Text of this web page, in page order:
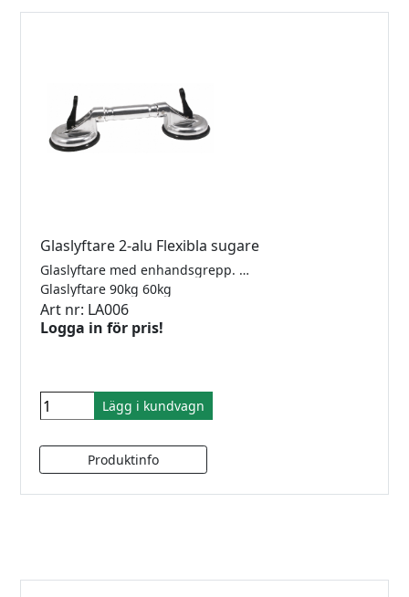
Glaslyftare 2-alu Flexibla sugare
Glaslyftare med enhandsgrepp. Används med fördel till böjda plast- eller glasprodukter typ bilrutor. Lyftkraft parallellt 90g, Vertikalt 60kg. Sugplatta 120mm
Glaslyftare 90kg 60kg
Art nr: LA006
Logga in för pris!
Lägg i kundvagn